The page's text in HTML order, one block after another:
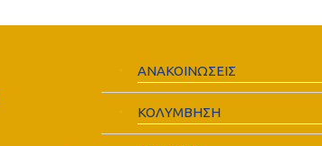
ΑΝΑΚΟΙΝΩΣΕΙΣ
ΚΟΛΥΜΒΗΣΗ